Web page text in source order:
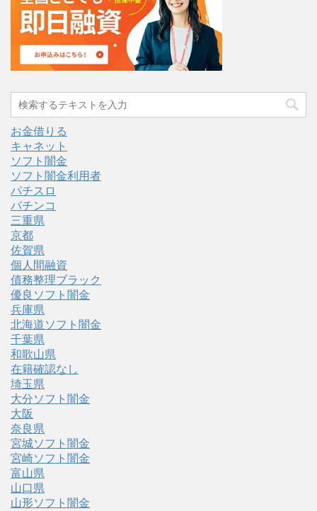
お金借りる
キャネット
ソフト闇金
ソフト闇金利用者
パチスロ
パチンコ
三重県
京都
佐賀県
個人間融資
債務整理ブラック
優良ソフト闇金
兵庫県
北海道ソフト闇金
千葉県
和歌山県
在籍確認なし
埼玉県
大分ソフト闇金
大阪
奈良県
宮城ソフト闇金
宮崎ソフト闇金
富山県
山口県
山形ソフト闇金